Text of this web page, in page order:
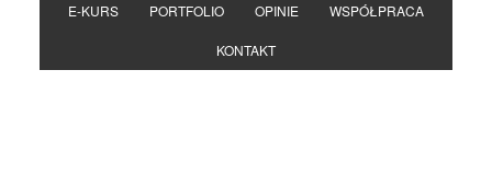
E-KURS PORTFOLIO OPINIE WSPÓŁPRACA
KONTAKT